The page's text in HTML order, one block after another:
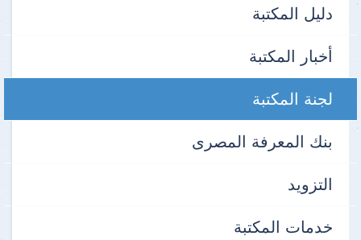
دليل المكتبة
أخبار المكتبة
لجنة المكتبة
بنك المعرفة المصرى
التزويد
خدمات المكتبة